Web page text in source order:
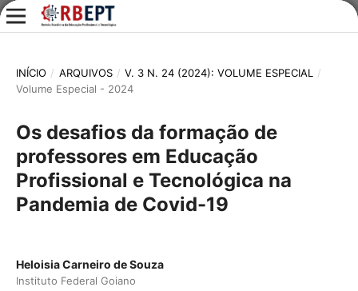
INÍCIO / ARQUIVOS / V. 3 N. 24 (2024): VOLUME ESPECIAL
/
Volume Especial - 2024
Os desafios da formação de
professores em Educação
Profissional e Tecnológica na
Pandemia de Covid-19
Heloisia Carneiro de Souza
Instituto Federal Goiano